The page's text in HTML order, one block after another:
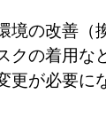
境の改善（
クの着用な
更が必要に